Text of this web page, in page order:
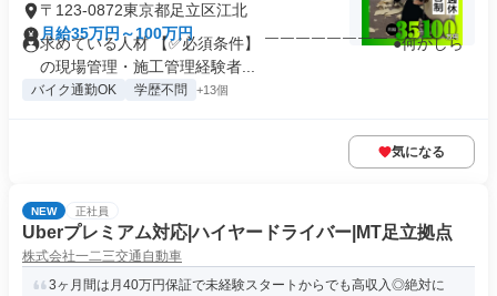
〒123-0872東京都足立区江北
月給35万円～100万円
求めている人材 【✅必須条件】 ￣￣￣￣￣￣￣￣ ●何かしら
の現場管理・施工管理経験者...
バイク通勤OK 学歴不問 +13個
気になる
NEW 正社員
Uberプレミアム対応|ハイヤードライバー|MT足立拠点
株式会社一二三交通自動車
3ヶ月間は月40万円保証で未経験スタートからでも高収入◎絶対に